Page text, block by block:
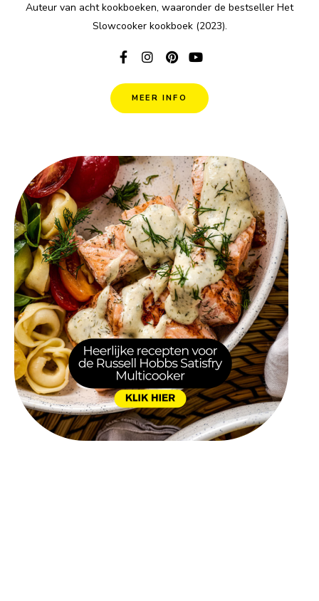
Auteur van acht kookboeken, waaronder de bestseller Het
Slowcooker kookboek (2023).
MEER INFO